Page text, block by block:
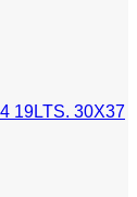
19LTS. 30X37